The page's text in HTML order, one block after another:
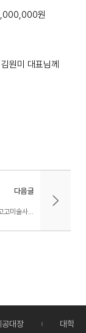
원
원미 대표님께
다음글
이채린 동문님, 고고미술사학과발전기금 1,243,000원 기탁
공대장 대학정